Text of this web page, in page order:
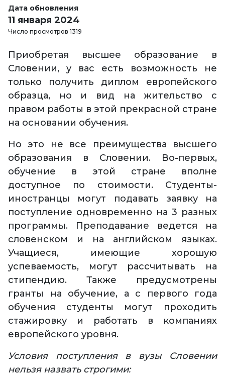
Дата обновления
11 января 2024
Число просмотров 1319
Приобретая высшее образование в
Словении, у вас есть возможность не
только получить диплом европейского
образца, но и вид на жительство с
правом работы в этой прекрасной стране
на основании обучения.
Но это не все преимущества высшего
образования в Словении. Во-первых,
обучение в этой стране вполне
доступное по стоимости. Студенты-
иностранцы могут подавать заявку на
поступление одновременно на 3 разных
программы. Преподавание ведется на
словенском и на английском языках.
Учащиеся, имеющие хорошую
успеваемость, могут рассчитывать на
стипендию. Также предусмотрены
гранты на обучение, а с первого года
обучения студенты могут проходить
стажировку и работать в компаниях
европейского уровня.
Условия поступления в вузы Словении
нельзя назвать строгими: